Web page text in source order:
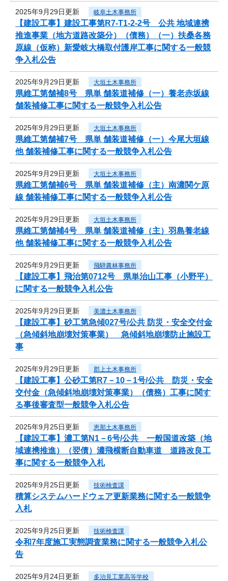
2025年9月29日更新 岐阜土木事務所
【建設工事】建設工事第R7-T1-2-2号 公共 地域連携
推進事業（地方道路改築分）（債務）（一）扶桑各務
原線（仮称）新愛岐大橋取付護岸工事に関する一般競
争入札公告
2025年9月29日更新 大垣土木事務所
県維工第舗補8号 県単 舗装道補修（一）養老赤坂線
舗装補修工事に関する一般競争入札公告
2025年9月29日更新 大垣土木事務所
県維工第舗補7号 県単 舗装道補修（一）今尾大垣線
他 舗装補修工事に関する一般競争入札公告
2025年9月29日更新 大垣土木事務所
県維工第舗補6号 県単 舗装道補修（主）南濃関ケ原
線 舗装補修工事に関する一般競争入札公告
2025年9月29日更新 大垣土木事務所
県維工第舗補4号 県単 舗装道補修（主）羽島養老線
他 舗装補修工事に関する一般競争入札公告
2025年9月29日更新 飛騨農林事務所
【建設工事】飛治第0712号 県単治山工事（小野平）
に関する一般競争入札公告
2025年9月29日更新 美濃土木事務所
【建設工事】砂工第急傾027号/公共 防災・安全交付金
（急傾斜地崩壊対策事業） 急傾斜地崩壊防止施設工
事
2025年9月29日更新 郡上土木事務所
【建設工事】公砂工第R7－10－1号/公共 防災・安全
交付金（急傾斜地崩壊対策事業）（債務）工事に関す
る事後審査型一般競争入札公告
2025年9月25日更新 恵那土木事務所
【建設工事】濃工第N1－6号/公共 一般国道改築（地
域連携推進）（翌債）濃飛横断自動車道 道路改良工
事に関する一般競争入札
2025年9月25日更新 技術検査課
積算システムハードウェア更新業務に関する一般競争
入札
2025年9月25日更新 技術検査課
令和7年度施工実態調査業務に関する一般競争入札公
告
2025年9月24日更新 多治見工業高等学校